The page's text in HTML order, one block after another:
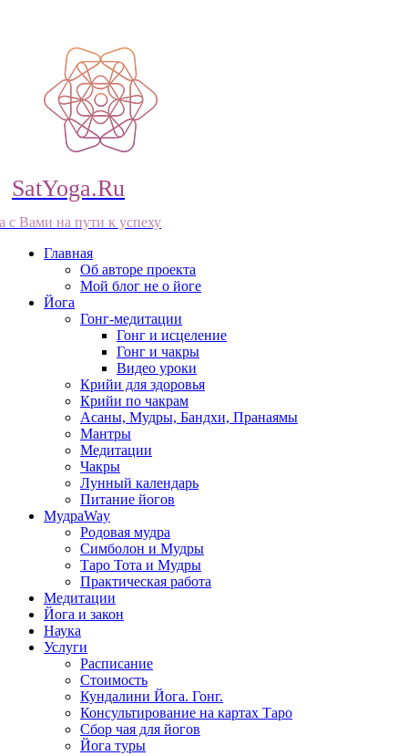
SatYoga.Ru
с Вами на пути к успеху
Главная
Об авторе проекта
Мой блог не о йоге
Йога
Гонг-медитации
Гонг и исцеление
Гонг и чакры
Видео уроки
Крийи для здоровья
Крийи по чакрам
Асаны, Мудры, Бандхи, Пранаямы
Мантры
Медитации
Чакры
Лунный календарь
Питание йогов
МудраWay
Родовая мудра
Симболон и Мудры
Таро Тота и Мудры
Практическая работа
Медитации
Йога и закон
Наука
Услуги
Расписание
Стоимость
Кундалини Йога. Гонг.
Консультирование на картах Таро
Сбор чая для йогов
Йога туры